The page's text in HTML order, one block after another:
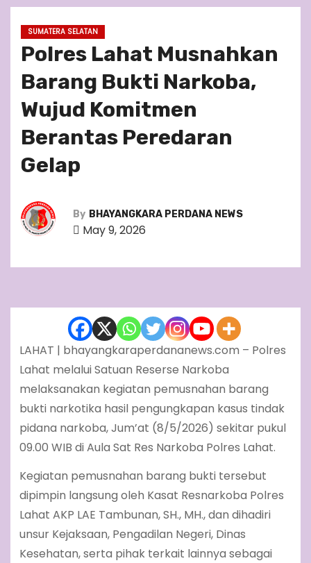
SUMATERA SELATAN
Polres Lahat Musnahkan
Barang Bukti Narkoba,
Wujud Komitmen
Berantas Peredaran
Gelap
By BHAYANGKARA PERDANA NEWS
May 9, 2026
LAHAT | bhayangkaraperdananews.com – Polres
Lahat melalui Satuan Reserse Narkoba
melaksanakan kegiatan pemusnahan barang
bukti narkotika hasil pengungkapan kasus tindak
pidana narkoba, Jum’at (8/5/2026) sekitar pukul
09.00 WIB di Aula Sat Res Narkoba Polres Lahat.
Kegiatan pemusnahan barang bukti tersebut
dipimpin langsung oleh Kasat Resnarkoba Polres
Lahat AKP LAE Tambunan, SH., MH., dan dihadiri
unsur Kejaksaan, Pengadilan Negeri, Dinas
Kesehatan, serta pihak terkait lainnya sebagai